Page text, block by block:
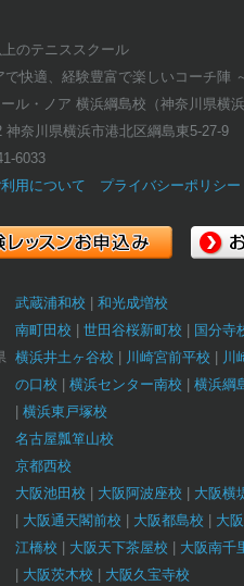
のテニススクール
で快適、経験豊富で楽しいコーチ陣
ル・ノア 横浜綱島校（神奈川県横浜
神奈川県横浜市港北区綱島東5-27-9
6033
用について
プライバシーポリシー
武蔵浦和校
和光成増校
南町田校 世田谷桜新町校
国分寺
横浜井土ヶ谷校 川崎宮前平校
川
の口校
横浜センター南校
横浜綱
横浜東戸塚校
名古屋瓢箪山校
京都西校
大阪池田校 大阪阿波座校
大阪横
大阪通天閣前校
大阪都島校
大
江橋校
大阪天下茶屋校
大阪南千
大阪茨木校
大阪久宝寺校